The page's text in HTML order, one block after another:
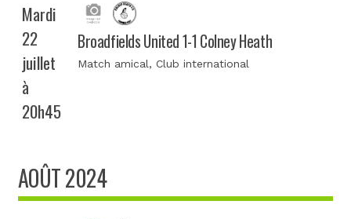
Mardi
22
juillet
à
20h45
Broadfields United 1-1 Colney Heath
Match amical, Club international
AOÛT 2024